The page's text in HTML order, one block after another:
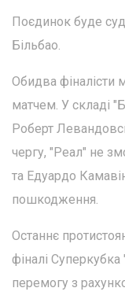
Поєдинок буде
Більбао.
Обидва фіналісти
матчем. У складі
Роберт
чергу, "Реал" не
та Едуардо
пошкодження.
Останнє
фіналі
перемогу з